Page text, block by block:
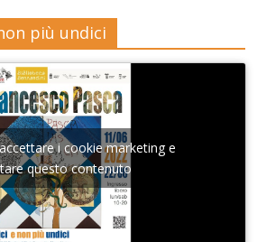
più undici
i cookie marketing e
questo contenuto